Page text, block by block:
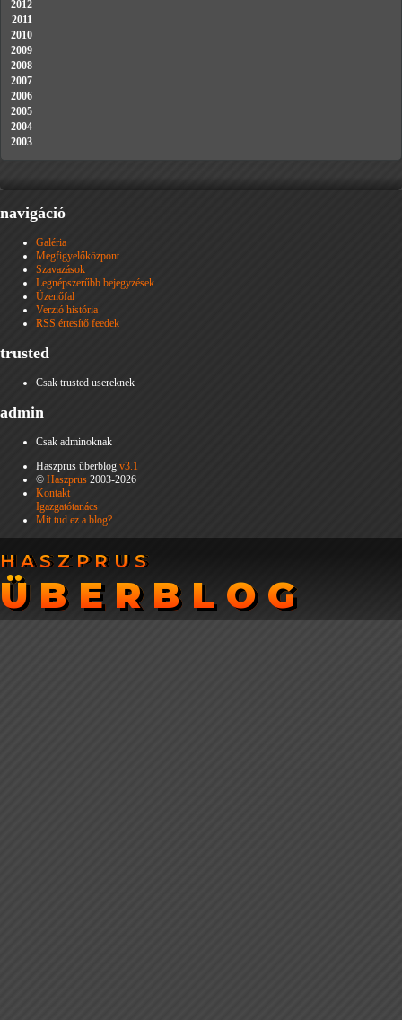
2012
2011
2010
2009
2008
2007
2006
2005
2004
2003
navigáció
Galéria
Megfigyelőközpont
Szavazások
Legnépszerűbb bejegyzések
Üzenőfal
Verzió história
RSS értesítő feedek
trusted
Csak trusted usereknek
admin
Csak adminoknak
Haszprus überblog v3.1
© Haszprus 2003-2026
Kontakt
Igazgatótanács
Mit tud ez a blog?
HASZPRUS
ÜBERBLOG
HASZPRUS
ÜBERBLOG